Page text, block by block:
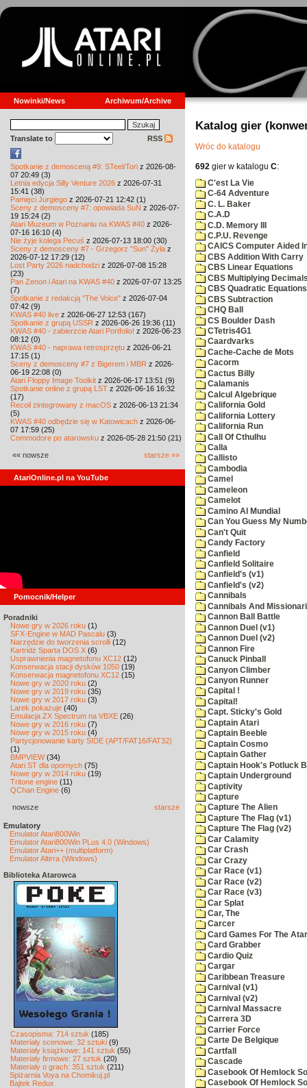
Nowinki/News Archiwum/Archive
Translate to RSS
Spotkanie z demosceną #9: STeel/Tori z 2026-08-
07 20:49 (3)
Letnia edycja Silly Venture 2026 z 2026-07-31
15:41 (38)
Pamięci Jurgiego z 2026-07-21 12:42 (1)
Sceny z demosceny #7: opowiada SuN z 2026-07-
19 15:24 (2)
Atari Muzeum w Poznaniu na KWAS #40 z 2026-
07-16 16:10 (4)
Nie żyje kolega Pecuś z 2026-07-13 18:00 (30)
Sceny z demosceny #7 - Grzegorz "Sun" Żyła z
2026-07-12 17:29 (12)
Lost Party 2026 nadchodzi z 2026-07-08 15:28
(23)
Pan Zenon i Atari na KWAS #40 z 2026-07-07 13:25
(7)
Spotkanie z redakcją "The Voice" z 2026-07-04
07:42 (9)
KWAS #40 live z 2026-06-27 12:53 (167)
Spotkanie z grupą USSR z 2026-06-26 19:36 (11)
KWAS #40 - zabierzcie Atari Portfolio! z 2026-06-23
08:12 (0)
KWAS #40 - naprawa retrosprzętu z 2026-06-21
17:15 (1)
Sceny z demosceny #7 z Bigerem i MBR z 2026-
06-19 22:08 (0)
Atari Floppy Image Toolkit z 2026-06-17 13:51 (9)
Spotkanie online z grupą LST z 2026-06-16 16:32
(17)
Recoil zintegrowany z macOS z 2026-06-13 21:34
(5)
KWAS #40 odbędzie się w Katowicach z 2026-06-
07 17:59 (25)
Commodore po atarowsku z 2026-05-28 21:50 (21)
«« nowsze starsze »»
AtariOnline.pl na YouTube
Pomocnik/Helper
Poradniki
Nowe gry w 2026 roku (1)
SFX-Engine w MAD Pascalu (3)
Narzędzie do tworzenia scrolli (12)
Kartridż Sparta DOS X (6)
Usprawnienia magnetofonu XC12 (12)
Konserwacja stacji dysków 1050 (19)
Konserwacja magnetofonu XC12 (15)
Nowe gry w 2020 roku (2)
Nowe gry w 2019 roku (35)
Nowe gry w 2017 roku (3)
Larek pokazuje (40)
Emulacja ZX Spectrum na VBXE (26)
Nowe gry w 2016 roku (7)
Nowe gry w 2015 roku (4)
Partycjonowanie karty SIDE (APT/FAT16/FAT32)
(1)
BMPVIEW(34)
Atari ST dla opornych (75)
Nowe gry w 2014 roku (19)
Tritone engine (11)
QChan Engine (6)
nowsze starsze
Emulatory
Emulator Atari800Win
Emulator Atari800Win PLus 4.0 (Windows)
Emulator Atari++ (multiplatform)
Emulator Altirra (Windows)
Biblioteka Atarowca
Czasopisma: 714 sztuk (185)
Materiały scenowe: 32 sztuki (9)
Materiały książkowe: 141 sztuk (55)
Materiały firmowe: 27 sztuk (20)
Materiały o grach: 351 sztuk (211)
Spiżarnia Voya na Chomikuj.pl
Bajtek Redux
Katalog gier
Wróc do katalogu
692 gier w katalogu C:
C'est La Vie
C-64 Adventure
C. L. Baker
C.A.D
C.D. Memory III
C.P.U. Revenge
CAICS Computer Aided
CBS Addition With Carry
CBS Linear Equations
CBS Multiplying
CBS Quadratic Equations
CBS Subtraction
CHQ Ball
CS Boulder Dash
CTetris4G1
Caardvarks
Cache-Cache de Mots
Cacorm
Cactus Billy
Calamanis
Calcul Algebrique
California Gold
California Lottery
California Run
Call Of Cthulhu
Calla
Callisto
Cambodia
Camel
Cameleon
Camelot
Camino Al Mundial
Can You Guess My
Can't Quit
Candy Factory
Canfield
Canfield Solitaire
Canfield's (v1)
Canfield's (v2)
Cannibals
Cannibals And
Cannon Ball Battle
Cannon Duel (v1)
Cannon Duel (v2)
Cannon Fire
Canuck Pinball
Canyon Climber
Canyon Runner
Capital !
Capital!
Capt. Sticky's Gold
Captain Atari
Captain Beeble
Captain Cosmo
Captain Gather
Captain Hook's Potluck
Captain Underground
Captivity
Capture
Capture The Alien
Capture The Flag (v1)
Capture The Flag (v2)
Car Calamity
Car Crash
Car Crazy
Car Race (v1)
Car Race (v2)
Car Race (v3)
Car Splat
Car, The
Carcer
Card Games For The
Card Grabber
Cardio Quiz
Cargar
Caribbean Treasure
Carnival (v1)
Carnival (v2)
Carnival Massacre
Carrera 3D
Carrier Force
Carte De Belgique
Cartfall
Cascade
Casebook Of Hemlock
Casebook Of Hemlock